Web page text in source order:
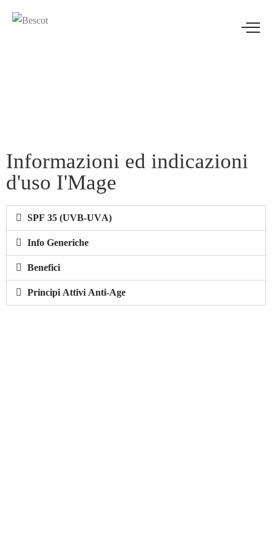
Informazioni ed indicazioni
d'uso I'Mage
SPF 35 (UVB-UVA)
Info Generiche
Benefici
Principi Attivi Anti-Age